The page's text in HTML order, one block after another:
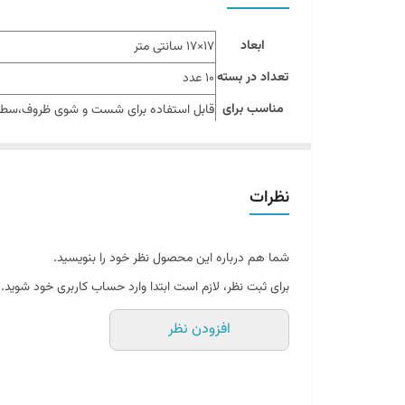
ابعاد
17×17 سانتی متر
تعداد در بسته10 عدد
مناسب برای قابل استفاده برای شست و شوی
نظرات
شما هم درباره این محصول نظر خود را بنویسید.
برای ثبت نظر، لازم است ابتدا وارد حساب کاربری خود شوید.
افزودن نظر